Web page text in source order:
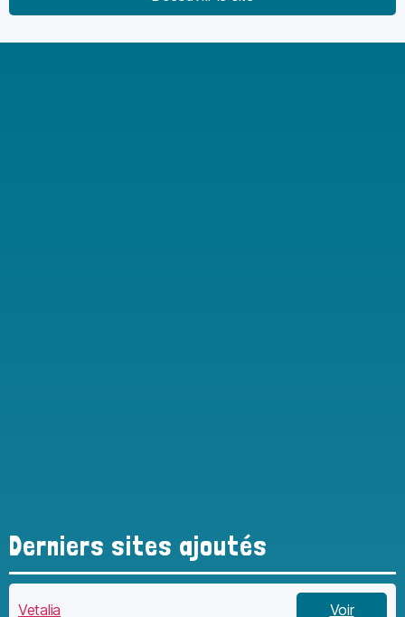
Derniers sites ajoutés
Vetalia Voir